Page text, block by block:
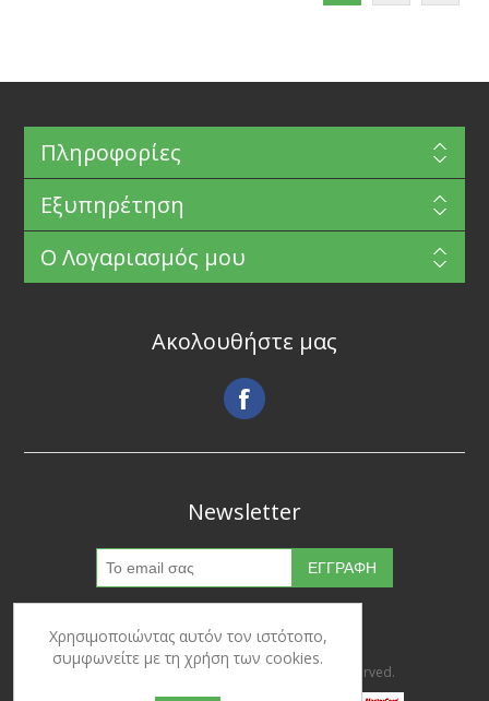
Πληροφορίες
Εξυπηρέτηση
Ο Λογαριασμός μου
Ακολουθήστε μας
Newsletter
Copyright © 2026 Ypertrofes. All rights reserved.
Χρησιμοποιώντας αυτόν τον ιστότοπο,
συμφωνείτε με τη χρήση των cookies.